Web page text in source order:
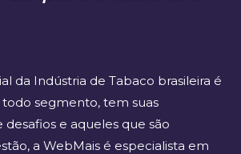
da Indústria de Tabaco brasileira é
segmento, tem suas
desafios e aqueles que são
a WebMais é especialista em